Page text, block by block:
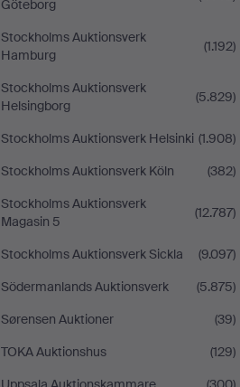
Göteborg
Stockholms Auktionsverk
Hamburg
(1.192)
Stockholms Auktionsverk
Helsingborg
(5.829)
Stockholms Auktionsverk Helsinki (1.908)
Stockholms Auktionsverk Köln
(382)
Stockholms Auktionsverk
Magasin 5
(12.787)
Stockholms Auktionsverk Sickla
(9.097)
Södermanlands Auktionsverk
(5.875)
Sørensen Auktioner
(39)
TOKA Auktionshus
(129)